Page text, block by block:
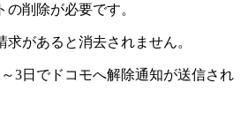
削除が必要です。
があると消去されません。
3日でドコモへ解除通知が送信され